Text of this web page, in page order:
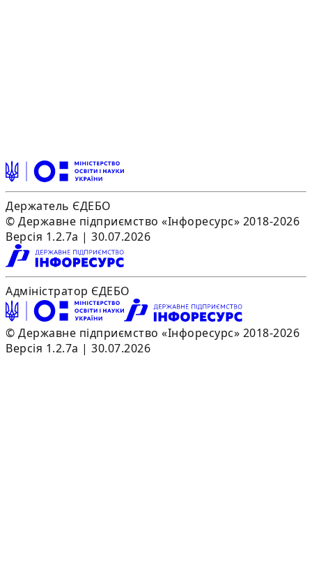
Держатель ЄДЕБО
© Державне підприємство «Інфоресурс» 2018-2026
Версія 1.2.7a | 30.07.2026
Адміністратор ЄДЕБО
© Державне підприємство «Інфоресурс» 2018-2026
Версія 1.2.7a | 30.07.2026